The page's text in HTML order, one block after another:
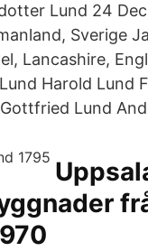
Lund 24 Dec
Sverige
Lancashire,
Harold Lund
Lund